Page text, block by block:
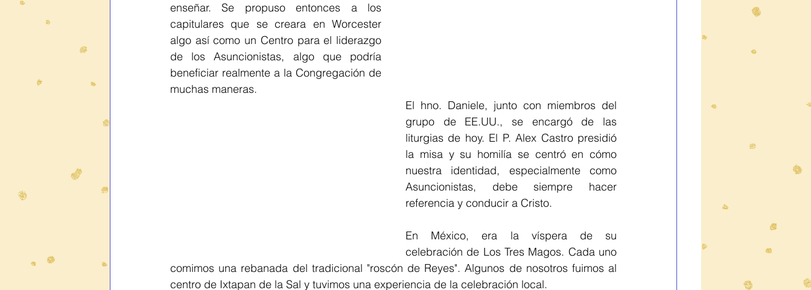
enseñar. Se propuso entonces a los
capitulares que se creara en Worcester
algo así como un Centro para el liderazgo
de los Asuncionistas, algo que podría
beneficiar realmente a la Congregación de
muchas maneras.
El hno. Daniele, junto con miembros del
grupo de EE.UU., se encargó de las
liturgias de hoy. El P. Alex Castro presidió
la misa y su homilía se centró en cómo
nuestra identidad, especialmente como
Asuncionistas, debe siempre hacer
referencia y conducir a Cristo.
En México, era la víspera de su
celebración de Los Tres Magos. Cada uno
comimos una rebanada del tradicional "roscón de Reyes". Algunos de nosotros fuimos al
centro de Ixtapan de la Sal y tuvimos una experiencia de la celebración local.